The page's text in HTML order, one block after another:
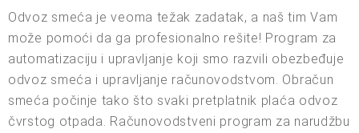
Odvoz smeća je veoma težak zadatak, a naš tim Vam
može pomoći da ga profesionalno rešite! Program za
automatizaciju i upravljanje koji smo razvili obezbeđuje
odvoz smeća i upravljanje računovodstvom. Obračun
smeća počinje tako što svaki pretplatnik plaća odvoz
čvrstog otpada. Računovodstveni program za narudžbu